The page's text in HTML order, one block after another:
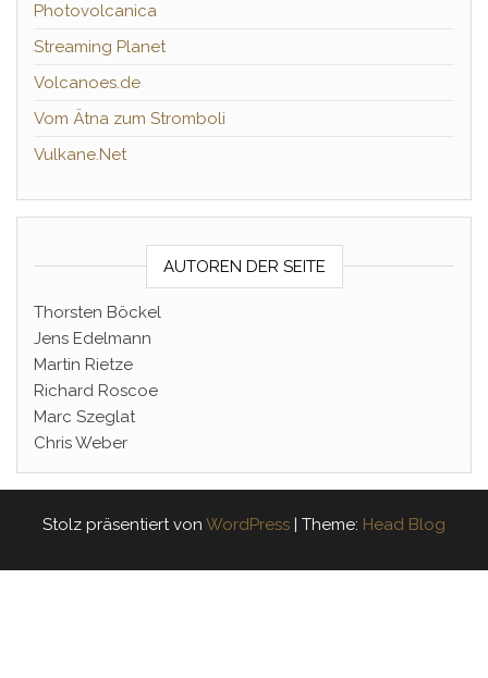
Photovolcanica
Streaming Planet
Volcanoes.de
Vom Ätna zum Stromboli
Vulkane.Net
AUTOREN DER SEITE
Thorsten Böckel
Jens Edelmann
Martin Rietze
Richard Roscoe
Marc Szeglat
Chris Weber
Stolz präsentiert von WordPress | Theme: Head Blog